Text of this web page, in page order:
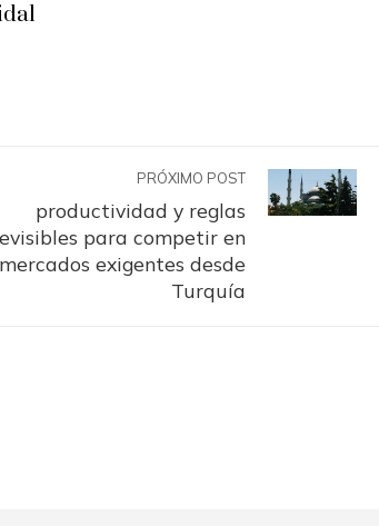
PRÓXIMO POST
productividad y reglas
para competir en
mercados exigentes desde
Turquía